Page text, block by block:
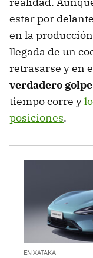
estar por
en la
llegada de un
retrasarse y en
verdadero
tiempo corre y
posiciones.
EN XATAKA